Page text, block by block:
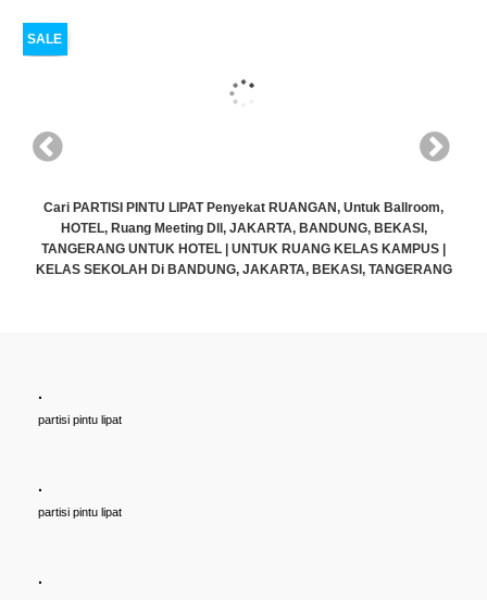
SALE
Cari PARTISI PINTU LIPAT Penyekat RUANGAN, Untuk Ballroom,
HOTEL, Ruang Meeting Dll, JAKARTA, BANDUNG, BEKASI,
TANGERANG UNTUK HOTEL | UNTUK RUANG KELAS KAMPUS |
KELAS SEKOLAH Di BANDUNG, JAKARTA, BEKASI, TANGERANG
.
partisi pintu lipat
.
partisi pintu lipat
.